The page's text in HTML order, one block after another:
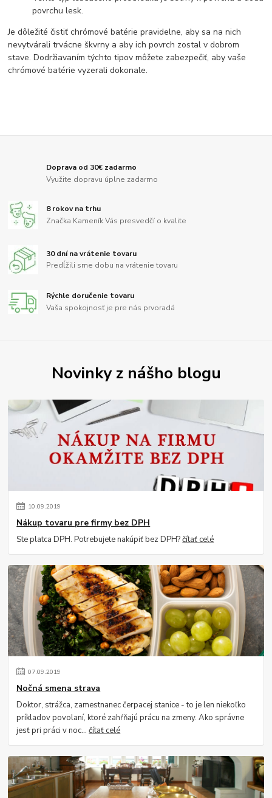
povrchu lesk.
Je dôležité čistiť chrómové batérie pravidelne, aby sa na nich
nevytvárali trvácne škvrny a aby ich povrch zostal v dobrom
stave. Dodržiavaním týchto tipov môžete zabezpečiť, aby vaše
chrómové batérie vyzerali dokonale.
Doprava od 30€ zadarmo
Využite dopravu úplne zadarmo
8 rokov na trhu
Značka Kameník Vás presvedčí o kvalite
30 dní na vrátenie tovaru
Predĺžili sme dobu na vrátenie tovaru
Rýchle doručenie tovaru
Vaša spokojnosť je pre nás prvoradá
Novinky z nášho blogu
10.09.2019
Nákup tovaru pre firmy bez DPH
Ste platca DPH. Potrebujete nakúpiť bez DPH?čítať celé
07.09.2019
Nočná smena strava
Doktor, strážca, zamestnanec čerpacej stanice - to je len niekoľko
príkladov povolaní, ktoré zahŕňajú prácu na zmeny. Ako správne
jesť pri práci v noc...čítať celé